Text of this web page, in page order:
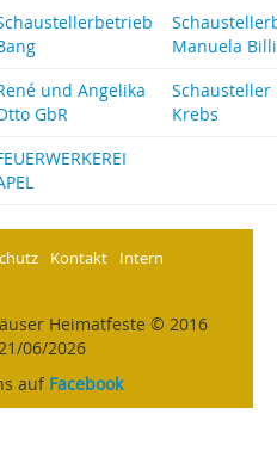
Manuela
und Angelika
GbR
Schausteller
Krebs
Kontakt Intern
Heimatfeste © 2016
06/2026
auf Facebook